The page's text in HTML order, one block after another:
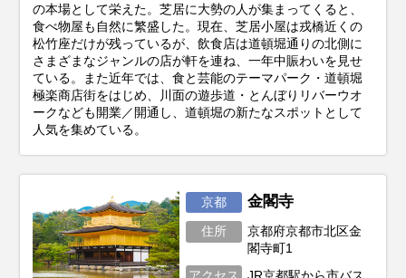
の本場として栄えた。芝居に大勢の人が集まってくると、
食べ物屋も自然に繁盛した。現在、芝居小屋は戎橋近くの
松竹座だけが残っているが、飲食店は道頓堀通りの北側に
さまざまなジャンルの店が軒を連ね、一年中賑わいを見せ
ている。また近年では、食と芸能のテーマパーク・道頓堀
極楽商店街をはじめ、川面の遊歩道・とんぼりリバーウオ
ークなども開業／開通し、道頓堀の新たなスポットとして
人気を集めている。
京都 金閣寺
住所
京都府京都市北区金
閣寺町1